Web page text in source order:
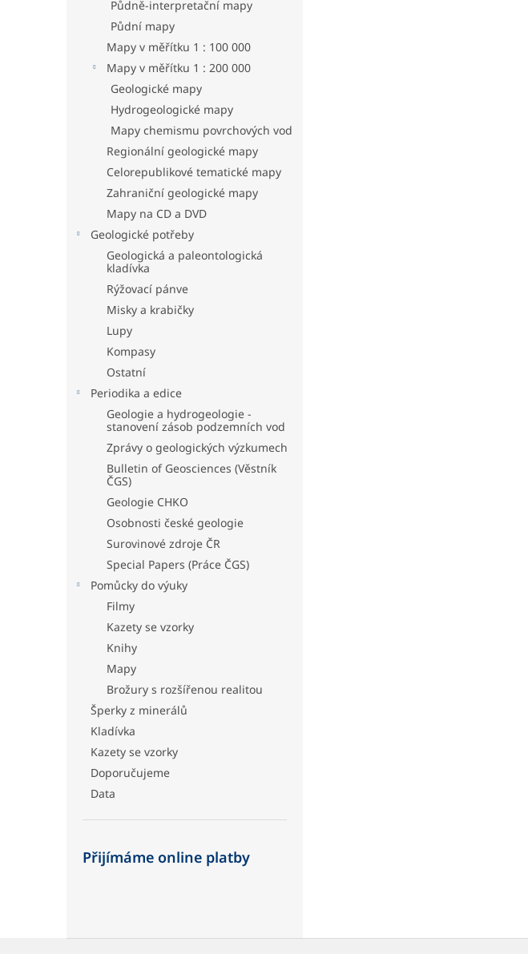
Půdně-interpretační mapy
Půdní mapy
Mapy v měřítku 1 : 100 000
Mapy v měřítku 1 : 200 000
Geologické mapy
Hydrogeologické mapy
Mapy chemismu povrchových vod
Regionální geologické mapy
Celorepublikové tematické mapy
Zahraniční geologické mapy
Mapy na CD a DVD
Geologické potřeby
Geologická a paleontologická
kladívka
Rýžovací pánve
Misky a krabičky
Lupy
Kompasy
Ostatní
Periodika a edice
Geologie a hydrogeologie -
stanovení zásob podzemních vod
Zprávy o geologických výzkumech
Bulletin of Geosciences (Věstník
ČGS)
Geologie CHKO
Osobnosti české geologie
Surovinové zdroje ČR
Special Papers (Práce ČGS)
Pomůcky do výuky
Filmy
Kazety se vzorky
Knihy
Mapy
Brožury s rozšířenou realitou
Šperky z minerálů
Kladívka
Kazety se vzorky
Doporučujeme
Data
Přijímáme online platby